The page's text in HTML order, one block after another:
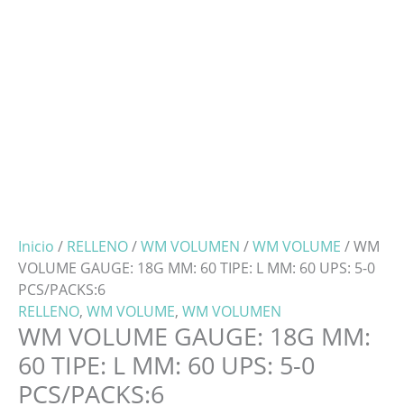
Inicio / RELLENO/WM VOLUMEN /WM VOLUME / WM
VOLUME GAUGE: 18G MM: 60 TIPE: L MM: 60 UPS: 5-0
PCS/PACKS:6
RELLENO, WM VOLUME, WM VOLUMEN
WM VOLUME GAUGE: 18G MM:
60 TIPE: L MM: 60 UPS: 5-0
PCS/PACKS:6